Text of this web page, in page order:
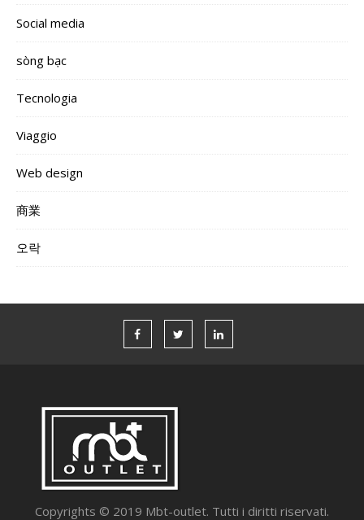
Social media
sòng bạc
Tecnologia
Viaggio
Web design
商業
오락
Copyrights © 2019 Mbt-outlet. Tutti i diritti riservati.